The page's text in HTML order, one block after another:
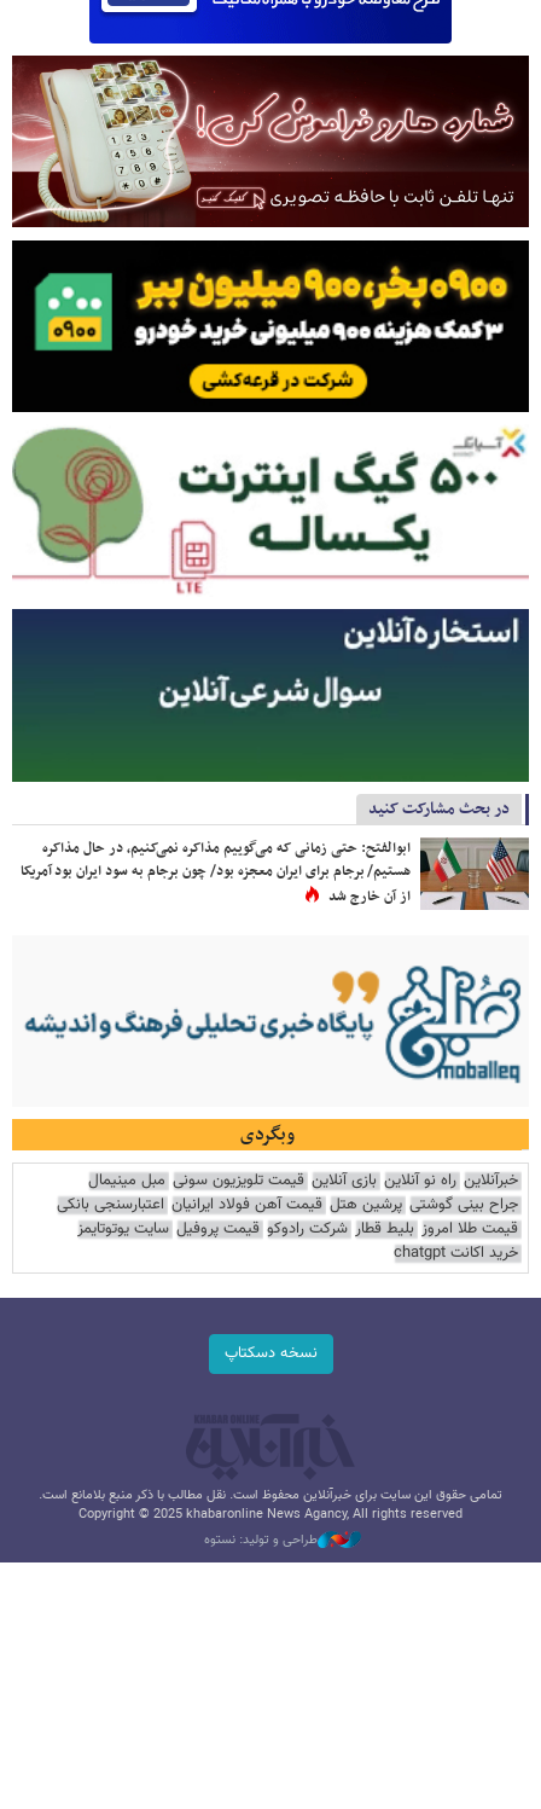
در بحث مشارکت کنید
ابوالفتح: حتی زمانی که می‌گوییم مذاکره نمی‌کنیم، در حال مذاکره
هستیم/ برجام برای ایران معجزه بود/ چون برجام به سود ایران بود آمریکا
از آن خارج شد
وبگردی
خبرآنلاین راه نو آنلاین بازی آنلاین قیمت تلویزیون سونی مبل مینیمال
جراح بینی گوشتی پرشین هتل قیمت آهن فولاد ایرانیان اعتبارسنجی بانکی
قیمت طلا امروز بلیط قطار شرکت رادوکو قیمت پروفیل سایت یوتوتایمز
خرید اکانت chatgpt
نسخه دسکتاپ
تمامی حقوق این سایت برای خبرآنلاین محفوظ است. نقل مطالب با ذکر منبع بلامانع است.
Copyright © 2025 khabaronline News Agancy, All rights reserved
طراحی و تولید: نستوه